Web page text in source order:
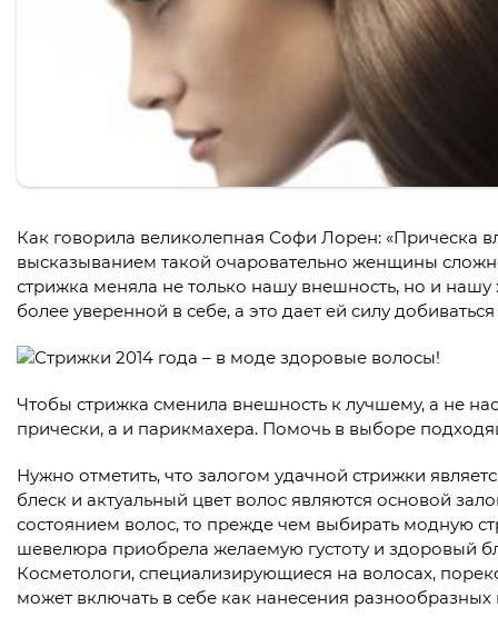
Как говорила великолепная Софи Лорен: «Прическа
высказыванием такой очаровательно женщины
стрижка меняла не только нашу внешность, но и
более уверенной в себе, а это дает ей силу
Чтобы стрижка сменила внешность к лучшему, а не
прически, а и парикмахера. Помочь в выборе
Нужно отметить, что залогом удачной стрижки
блеск и актуальный цвет волос являются основой
состоянием волос, то прежде чем выбирать модную
шевелюра приобрела желаемую густоту и здоровый
Косметологи, специализирующиеся на волосах,
может включать в себе как нанесения